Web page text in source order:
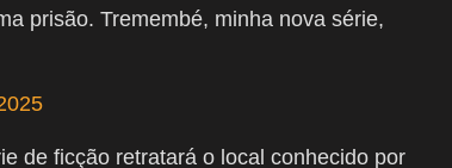
prisão. Tremembé, minha nova série,
de ficção retratará o local conhecido por